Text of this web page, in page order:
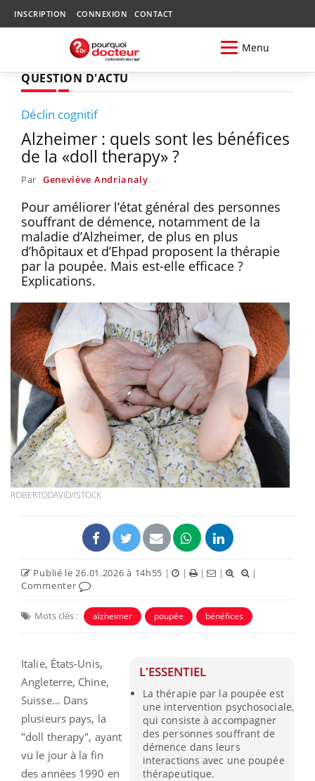
INSCRIPTION CONNEXION CONTACT
Menu
QUESTION D'ACTU
Déclin cognitif
Alzheimer : quels sont les bénéfices
de la «doll therapy» ?
Par Geneviève Andrianaly
Pour améliorer l’état général des personnes
souffrant de démence, notamment de la
maladie d’Alzheimer, de plus en plus
d’hôpitaux et d’Ehpad proposent la thérapie
par la poupée. Mais est-elle efficace ?
Explications.
ROBERTODAVID/ISTOCK
Publié le 26.01.2026 à 14h55 | | | |
|
Commenter
Mots clés : alzheimer poupée bénéfices
L'ESSENTIEL
La thérapie par la poupée est
une intervention psychosociale,
qui consiste à accompagner
des personnes souffrant de
démence dans leurs
interactions avec une poupée
thérapeutique.
Italie, États-Unis,
Angleterre, Chine,
Suisse… Dans
plusieurs pays, la
"doll therapy", ayant
vu le jour à la fin
des années 1990 en